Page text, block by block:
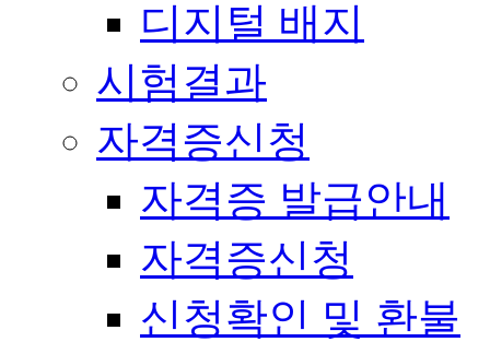
디지털 배지
시험결과
자격증신청
자격증 발급안내
자격증신청
신청확인 및 환불